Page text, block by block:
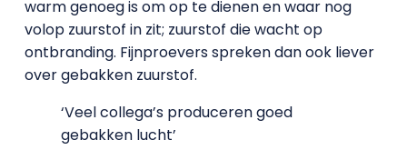
warm genoeg is om op te dienen en waar nog
volop zuurstof in zit; zuurstof die wacht op
ontbranding. Fijnproevers spreken dan ook liever
over gebakken zuurstof.
‘Veel collega’s produceren goed
gebakken lucht’